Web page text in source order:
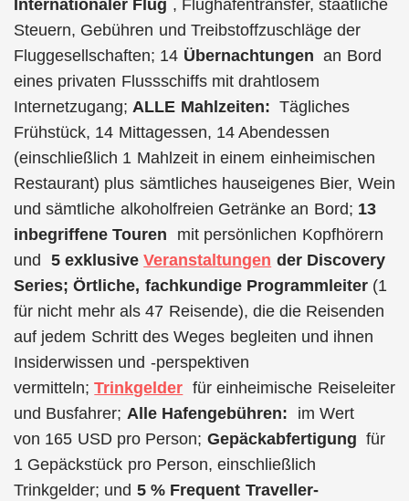
Internationaler Flug , Flughafentransfer, staatliche
Steuern, Gebühren und Treibstoffzuschläge der
Fluggesellschaften; 14 Übernachtungen an Bord
eines privaten Flussschiffs mit drahtlosem
Internetzugang;ALLE Mahlzeiten: Tägliches
Frühstück, 14 Mittagessen, 14 Abendessen
(einschließlich 1 Mahlzeit in einem einheimischen
Restaurant) plus sämtliches hauseigenes Bier, Wein
und sämtliche alkoholfreien Getränke an Bord; 13
inbegriffene Touren mit persönlichen Kopfhörern
und 5 exklusiveVeranstaltungen der Discovery
Series; Örtliche, fachkundige Programmleiter(1
für nicht mehr als 47 Reisende), die die Reisenden
auf jedem Schritt des Weges begleiten und ihnen
Insiderwissen und -perspektiven
vermitteln;Trinkgelder für einheimische Reiseleiter
und Busfahrer; Alle Hafengebühren:
im Wert
von 165 USD pro Person; Gepäckabfertigung für
1 Gepäckstück pro Person, einschließlich
Trinkgelder; und 5 % Frequent Traveller-